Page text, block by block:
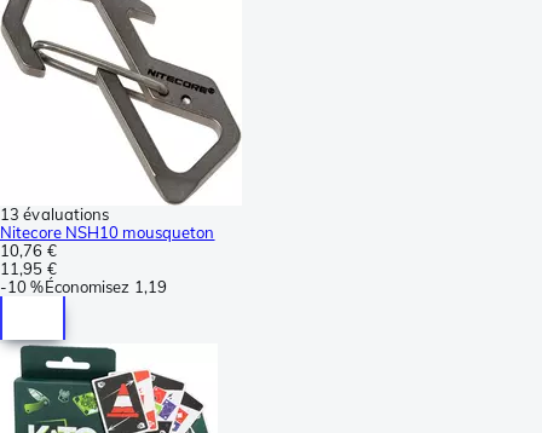
13 évaluations
Nitecore NSH10 mousqueton
10,76 €
11,95 €
-10 %Économisez 1,19